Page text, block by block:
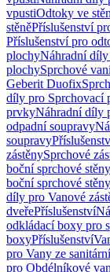
vpustiOdtoky ve
stěněPříslušenství
Příslušenství pro
plochyNáhradní
plochySprchové
Geberit Duofix
díly pro Sprchovací
prvkyNáhradní díly
odpadní soupravy
soupravy
zástěnySprchové
boční sprchové
boční sprchové
díly pro Vanové
dveřePříslušenství
odkládací boxy pro
boxyPříslušenství
pro Vany ze
pro Obdélníkové